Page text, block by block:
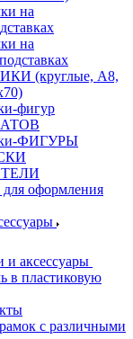
на
на
(круглые, А8,
фигур
ФИГУРЫ
оформления
и аксессуары
в пластиковую
с различными